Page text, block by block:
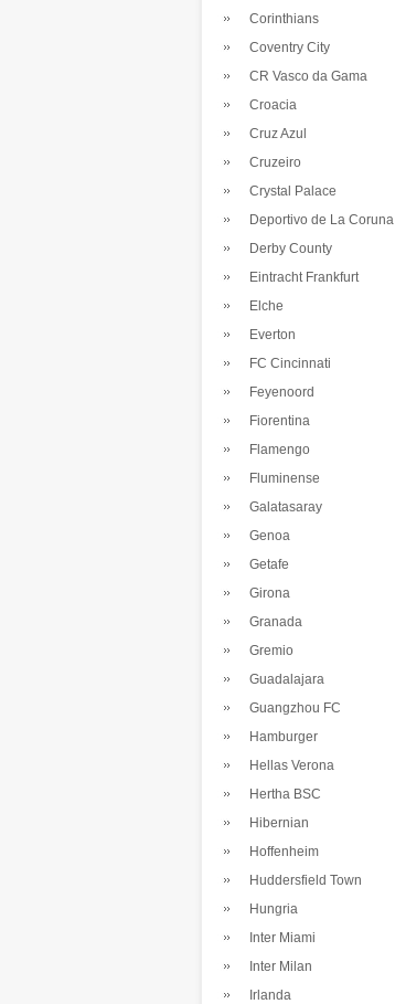
Corinthians
Coventry City
CR Vasco da Gama
Croacia
Cruz Azul
Cruzeiro
Crystal Palace
Deportivo de La Coruna
Derby County
Eintracht Frankfurt
Elche
Everton
FC Cincinnati
Feyenoord
Fiorentina
Flamengo
Fluminense
Galatasaray
Genoa
Getafe
Girona
Granada
Gremio
Guadalajara
Guangzhou FC
Hamburger
Hellas Verona
Hertha BSC
Hibernian
Hoffenheim
Huddersfield Town
Hungria
Inter Miami
Inter Milan
Irlanda